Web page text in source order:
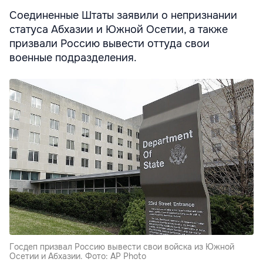
Соединенные Штаты заявили о непризнании
статуса Абхазии и Южной Осетии, а также
призвали Россию вывести оттуда свои
военные подразделения.
Госдеп призвал Россию вывести свои войска из Южной
Осетии и Абхазии. Фото: AP Photo